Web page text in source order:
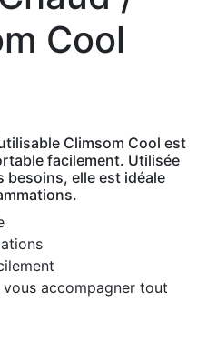
Cool
Climsom Cool est
facilement. Utilisée
besoins, elle est idéale
accompagner tout